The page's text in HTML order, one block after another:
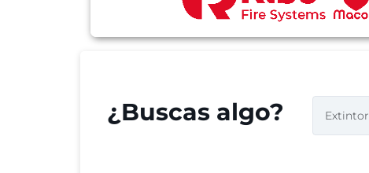
¿Buscas algo?